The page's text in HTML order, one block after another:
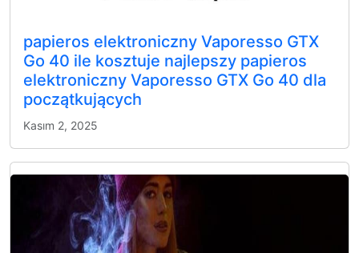
papieros elektroniczny Vaporesso GTX
Go 40 ile kosztuje najlepszy papieros
elektroniczny Vaporesso GTX Go 40 dla
początkujących
Kasım 2, 2025